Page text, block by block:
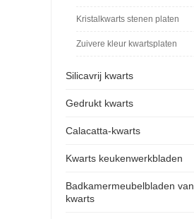
Kristalkwarts stenen platen
Zuivere kleur kwartsplaten
Silicavrij kwarts
Gedrukt kwarts
Calacatta-kwarts
Kwarts keukenwerkbladen
Badkamermeubelbladen van
kwarts